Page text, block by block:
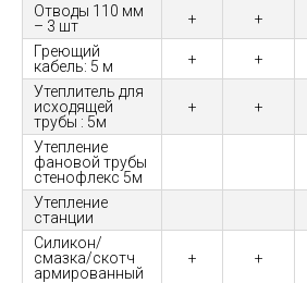
Отводы 110 мм
– 3 шт
+ +
Греющий
кабель: 5 м
+ +
Утеплитель для
исходящей
трубы : 5м
+ +
Утепление
фановой трубы
стенофлекс 5м
Утепление
станции
Силикон/
смазка/скотч
армированный
+ +